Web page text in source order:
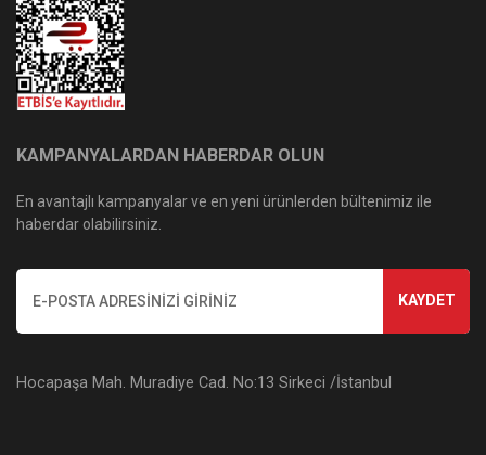
KAMPANYALARDAN HABERDAR OLUN
En avantajlı kampanyalar ve en yeni ürünlerden bültenimiz ile
haberdar olabilirsiniz.
KAYDET
Hocapaşa Mah. Muradiye Cad. No:13 Sirkeci /İstanbul